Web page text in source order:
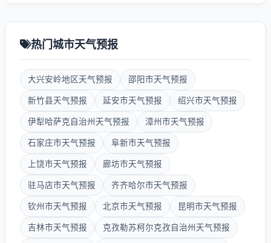
热门城市天气预报
大兴安岭地区天气预报 邵阳市天气预报
新竹县天气预报 延安市天气预报 绍兴市天气预报
伊犁哈萨克自治州天气预报 漳州市天气预报
石家庄市天气预报 阜新市天气预报
上饶市天气预报 廊坊市天气预报
驻马店市天气预报 齐齐哈尔市天气预报
钦州市天气预报 北京市天气预报 昆明市天气预报
吉林市天气预报 克孜勒苏柯尔克孜自治州天气预报